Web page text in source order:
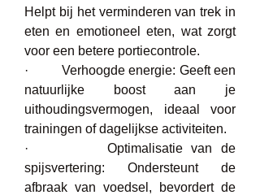
Helpt bij het verminderen van trek in
eten en emotioneel eten, wat zorgt
voor een betere portiecontrole.
·         Verhoogde energie: Geeft een
natuurlijke boost aan je
uithoudingsvermogen, ideaal voor
trainingen of dagelijkse activiteiten.
·         Optimalisatie van de
spijsvertering: Ondersteunt de
afbraak van voedsel, bevordert de